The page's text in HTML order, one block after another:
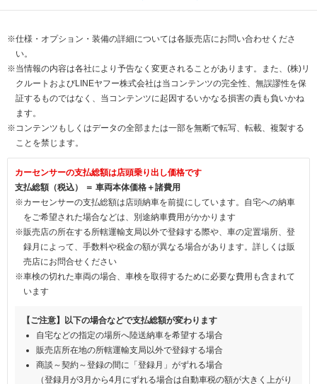
※仕様・オプション・装備の詳細については各販売店にお問い合わせくださ
い。
※当情報の内容は各社により予告なく変更されることがあります。また、(株)リ
クルートおよびLINEヤフー株式会社は当コンテンツの完全性、無誤謬性を保
証するものではなく、当コンテンツに起因するいかなる損害の責も負いかね
ます。
※コンテンツもしくはデータの全部または一部を無断で転写、転載、複製する
ことを禁じます。
カーセンサーの支払総額は店頭乗り出し価格です
支払総額（税込） ＝ 車両本体価格＋諸費用
※カーセンサーの支払総額は店頭納車を前提にしています。自宅への納車
をご希望された場合などは、別途納車費用がかかります
※販売店の所在する所轄運輸支局以外で登録する際や、車の定置場所、登
録月によって、手数料や税金の額が異なる場合があります。詳しくは販
売店にお問合せください
※車検の切れた車両の場合、車検を取得するために必要な費用も含まれて
います
【ご注意】以下の場合などで支払総額が変わります
自宅などの指定の場所へ陸送納車を希望する場合
販売店所在地の所轄運輸支局以外で登録する場合
商談～契約～登録の間に「登録月」がずれる場合
（登録月が3月から4月にずれる場合は自動車税の額が大きく上がり